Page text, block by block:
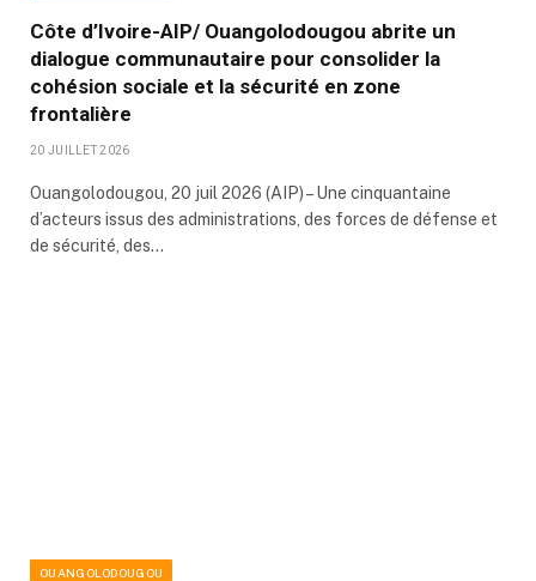
Côte d’Ivoire-AIP/ Ouangolodougou abrite un
dialogue communautaire pour consolider la
cohésion sociale et la sécurité en zone
frontalière
20 JUILLET 2026
Ouangolodougou, 20 juil 2026 (AIP) – Une cinquantaine
d’acteurs issus des administrations, des forces de défense et
de sécurité, des…
OUANGOLODOUGOU